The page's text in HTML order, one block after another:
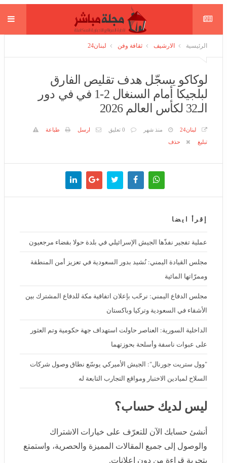
الرئيسية الارشيف ثقافة وفن لبنان24
لوكاكو يسجّل هدف تقليص الفارق لبلجيكا
أمام السنغال 2-1 في في دور الـ32 لكأس
العالم 2026
إقرأ ايضا
عملية تفجير نفذّها الجيش الإسرائيلي في بلدة حولا بقضاء مرجعيون
مجلس القيادة اليمني: نُشيد بدور السعودية في تعزيز أمن المنطقة
وممرّاتها المائية
مجلس الدفاع اليمني: نرحّب بإعلان اتفاقية مكة للدفاع المشترك بين
الأشقاء في السعودية وتركيا وباكستان
الداخلية السورية: العناصر حاولت استهداف جهة حكومية وتم العثور على
عبوات ناسفة وأسلحة بحوزتهما
"وول ستريت جورنال": الجيش الأميركي يوسّع نطاق وصول شركات
السلاح لميادين الاختبار ومواقع التجارب التابعة له
ليس لديك حساب؟
أنشئ حسابك الآن للتعرّف على خيارات الاشتراك والوصول
إلى جميع المقالات المميزة والحصرية، واستمتع بتجربة قراءة
من دون إعلانات.